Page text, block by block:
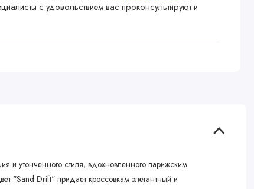
с удовольствием вас проконсультируют и
и утонченного стиля, вдохновленного парижским
"Sand Drift" придает кроссовкам элегантный и